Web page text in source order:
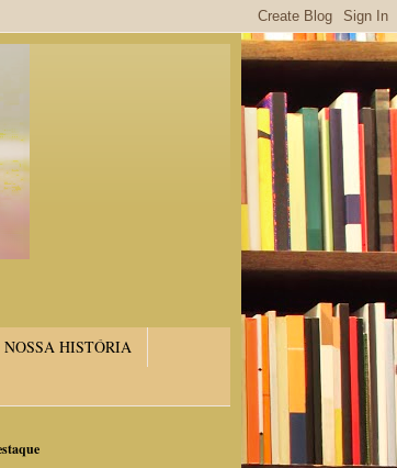
NOSSA HISTÓRIA